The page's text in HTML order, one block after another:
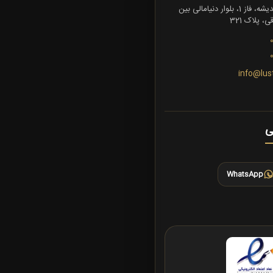
تهران، شهرک اندیشه، فاز 1، بلوار دنیامالی بین
پلاک 321
WhatsApp